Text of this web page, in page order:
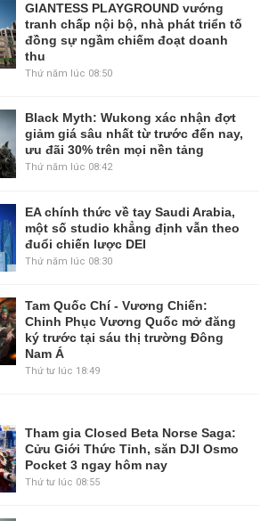
GIANTESS PLAYGROUND vướng
tranh chấp nội bộ, nhà phát triển tố
đồng sự ngầm chiếm đoạt doanh
thu
Thứ năm lúc 08:50
Black Myth: Wukong xác nhận đợt
giảm giá sâu nhất từ trước đến nay,
ưu đãi 30% trên mọi nền tảng
Thứ năm lúc 08:42
EA chính thức về tay Saudi Arabia,
một số studio khẳng định vẫn theo
đuổi chiến lược DEI
Thứ năm lúc 08:30
Tam Quốc Chí - Vương Chiến:
Chinh Phục Vương Quốc mở đăng
ký trước tại sáu thị trường Đông
Nam Á
Thứ tư lúc 18:49
Tham gia Closed Beta Norse Saga:
Cửu Giới Thức Tỉnh, săn DJI Osmo
Pocket 3 ngay hôm nay
Thứ tư lúc 08:55